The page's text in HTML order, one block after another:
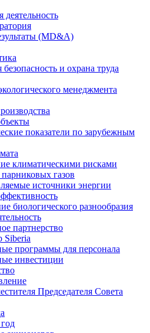
(MD&A)
и охрана труда
менеджмента
показатели по зарубежным
климатическими рисками
газов
источники энергии
биологического разнообразия
партнерство
Siberia
программы для персонала
инвестиции
Председателя Совета